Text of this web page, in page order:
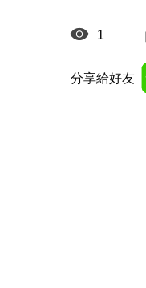
1
分享給好友